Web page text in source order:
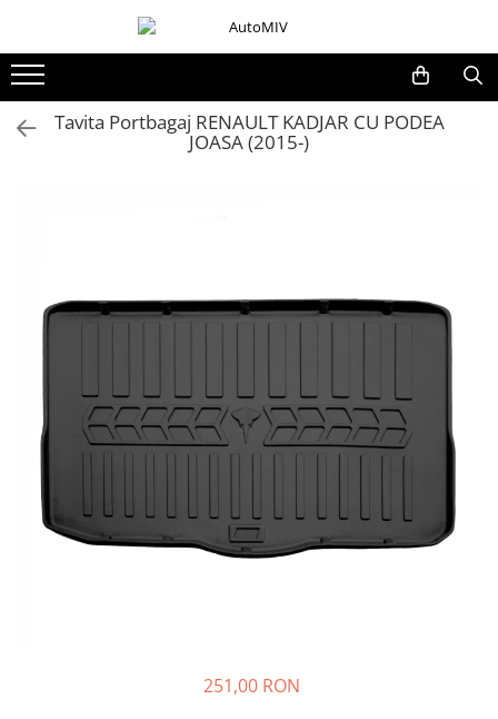
Oferta Saptamanii
Butoane Blocare/Deblocare
Buton Frana
Buton Portbagaj
Alte Butoane/Comutatoare
Butoane Semnalizare
Schimbatoare Viteze
Accesorii Auto
Tavita Portbagaj RENAULT KADJAR CU PODEA
JOASA (2015-)
251,00 RON